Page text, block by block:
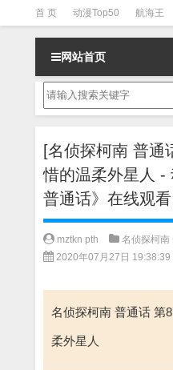
首 页 动漫Top50 航海王
斗罗3 火影 一拳超人
网站首页
[名侦探柯南 普通
惜的温柔外星人 -
普通话》在线观看
mztkn pth
名侦探柯南
2020年07月27日 19:38:39
名侦探柯南 普通话 第
柔外星人